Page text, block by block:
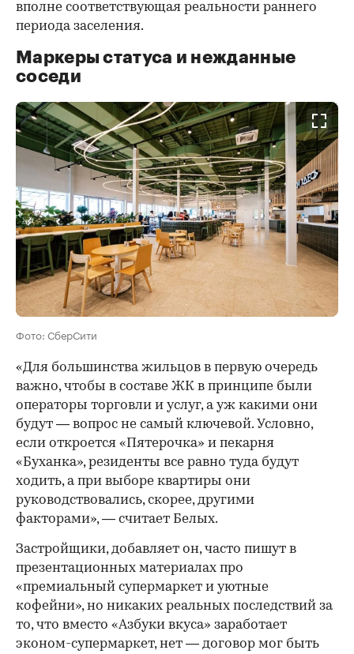
вполне соответствующая реальности раннего
периода заселения.
Маркеры статуса и нежданные
соседи
Фото: СберСити
«Для большинства жильцов в первую очередь
важно, чтобы в составе ЖК в принципе были
операторы торговли и услуг, а уж какими они
будут — вопрос не самый ключевой. Условно,
если откроется «Пятерочка» и пекарня
«Буханка», резиденты все равно туда будут
ходить, а при выборе квартиры они
руководствовались, скорее, другими
факторами», — считает Белых.
Застройщики, добавляет он, часто пишут в
презентационных материалах про
«премиальный супермаркет и уютные
кофейни», но никаких реальных последствий за
то, что вместо «Азбуки вкуса» заработает
эконом-супермаркет, нет — договор мог быть